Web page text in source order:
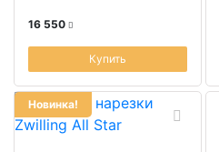
16 550
Купить
Новинка!